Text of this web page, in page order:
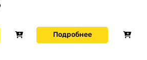
Подробнее